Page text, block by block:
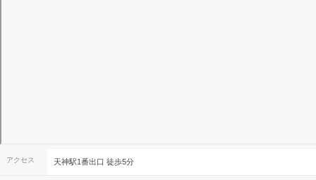
アクセス 天神駅1番出口 徒歩5分